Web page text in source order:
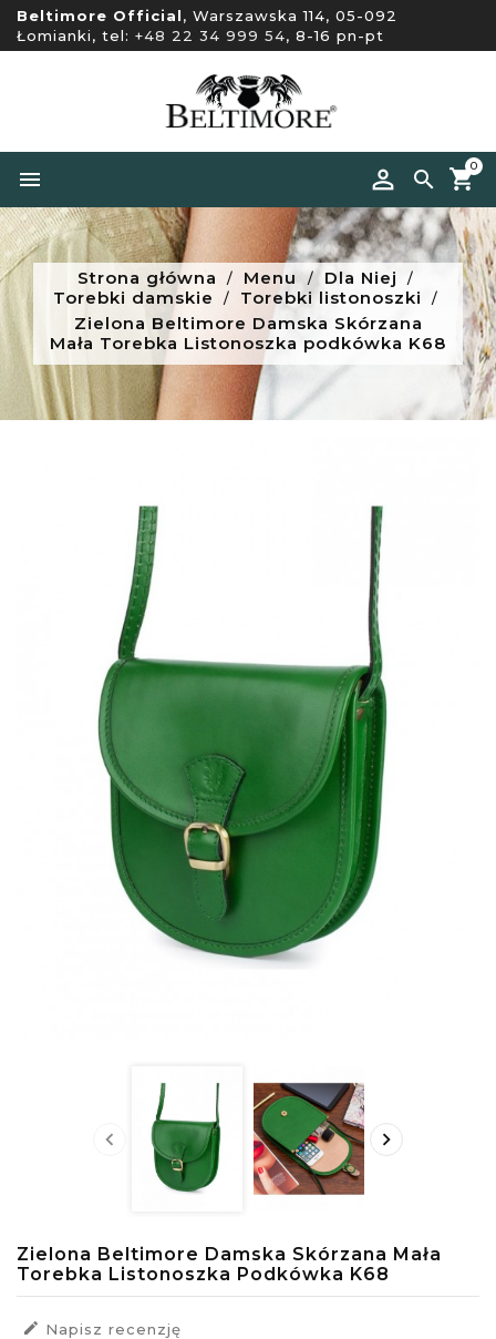
Beltimore Official, Warszawska 114, 05-092
Łomianki, tel: +48 22 34 999 54, 8-16 pn-pt


0
Strona główna Menu
Dla Niej
Torebki damskie
Torebki listonoszki
Zielona Beltimore Damska Skórzana
Mała Torebka Listonoszka podkówka K68
 
Zielona Beltimore Damska Skórzana Mała
Torebka Listonoszka Podkówka K68
 Napisz recenzję